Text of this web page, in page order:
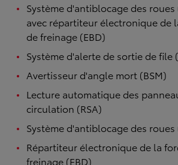
Système d'antiblocage des roues
avec répartiteur électronique de
de freinage (EBD)
Système d'alerte de sortie de file
Avertisseur d'angle mort (BSM)
Lecture automatique des
circulation (RSA)
Système d'antiblocage des roues
Répartiteur électronique de la
freinage (EBD)